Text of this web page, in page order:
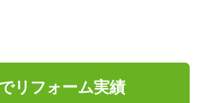
リフォーム実績